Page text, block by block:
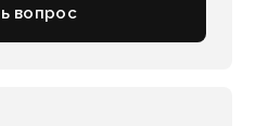
вопрос